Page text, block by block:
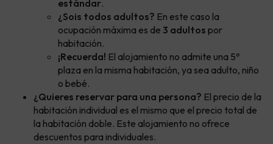
estándar.
¿Sois todos adultos? En este caso la
ocupación máxima es de 3 adultos por
habitación.
¡Recuerda! El alojamiento no admite una 5ª
plaza en la misma habitación, ya sea adulto, niño
o bebé.
¿Quieres reservar para una persona? El precio de la
habitación individual es el mismo que el precio total de
la habitación doble. Este alojamiento no ofrece
descuentos para individuales.